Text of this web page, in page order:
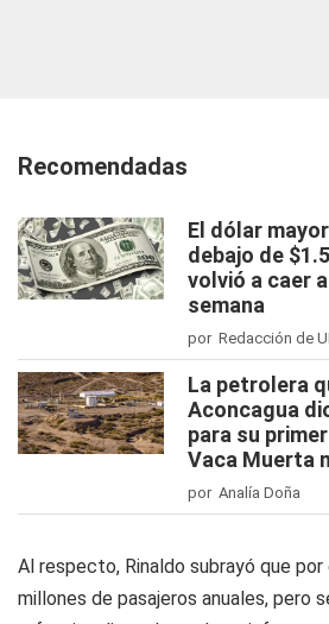
Recomendadas
El dólar
debajo de
volvió a caer
semana
por Redacción de
La petrolera
Aconcagua
para su
Vaca Muerta
por Analía Doña
Al respecto, Rinaldo subrayó que
millones de pasajeros anuales, pero